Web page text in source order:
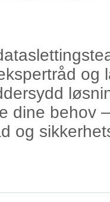
og
dine behov
og